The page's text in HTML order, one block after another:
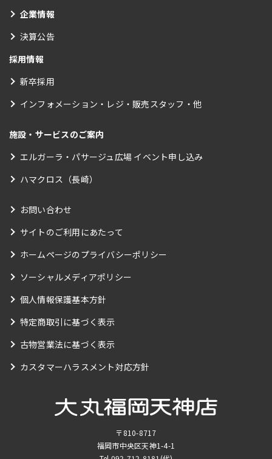
企業情報
決算公告
採用情報
新卒採用
インフォメーション・レジ・販売スタッフ・他
施設・サービスのご案内
エルガーラ・パサージュ広場 イベント申し込み
ハマクロス（長崎）
お問い合わせ
サイトのご利用にあたって
ホームページのプライバシーポリシー
ソーシャルメディアポリシー
個人情報保護基本方針
特定商取引に基づく表示
古物営業法に基づく表示
カスタマーハラスメント対応方針
〒810-8717
福岡市中央区天神1-4-1